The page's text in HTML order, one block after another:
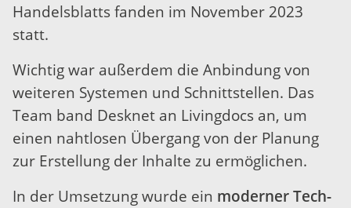
Handelsblatts fanden im November 2023
statt.
Wichtig war außerdem die Anbindung von
weiteren Systemen und Schnittstellen. Das
Team band Desknet an Livingdocs an, um
einen nahtlosen Übergang von der Planung
zur Erstellung der Inhalte zu ermöglichen.
In der Umsetzung wurde ein moderner Tech-